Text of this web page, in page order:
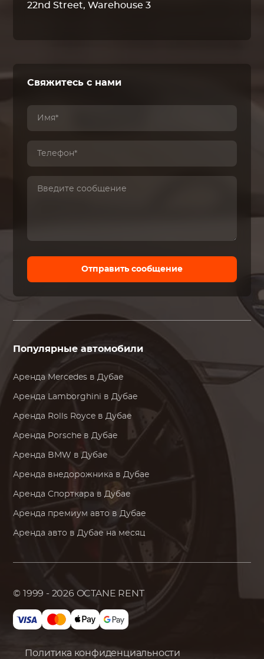
22nd Street, Warehouse 3
Свяжитесь с нами
Отправить сообщение
Популярные автомобили
Аренда Mercedes в Дубае
Аренда Lamborghini в Дубае
Аренда Rolls Royce в Дубае
Аренда Porsche в Дубае
Аренда BMW в Дубае
Аренда внедорожника в Дубае
Аренда Спорткара в Дубае
Аренда премиум авто в Дубае
Аренда авто в Дубае на месяц
© 1999 - 2026 OCTANE RENT
Политика конфиденциальности